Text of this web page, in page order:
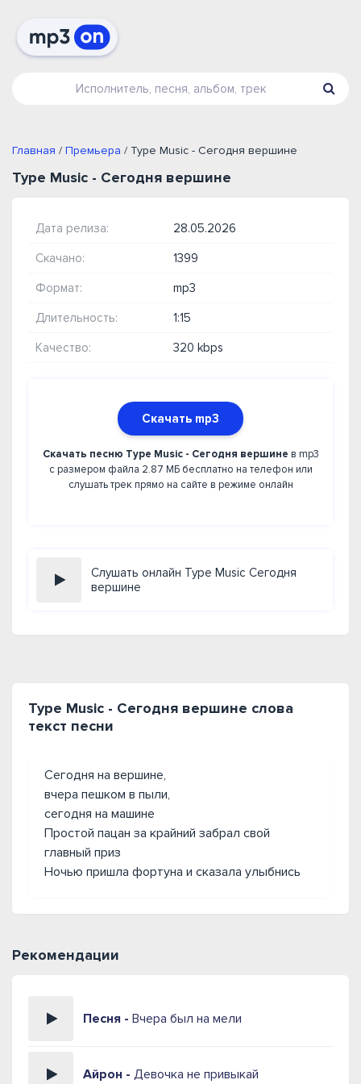
Главная / Премьера / Type Music - Сегодня вершине
Type Music - Сегодня вершине
Дата релиза: 28.05.2026
Скачано: 1399
Формат: mp3
Длительность: 1:15
Качество: 320 kbps
Скачать mp3
Скачать песню Type Music - Сегодня вершине в mp3
с размером файла 2.87 МБ бесплатно на телефон или
слушать трек прямо на сайте в режиме онлайн
Слушать онлайн Type Music Сегодня
вершине
Type Music - Сегодня вершине слова
текст песни
Сегодня на вершине,
вчера пешком в пыли,
сегодня на машине
Простой пацан за крайний забрал свой
главный приз
Ночью пришла фортуна и сказала улыбнись
Рекомендации
Песня - Вчера был на мели
Айрон - Девочка не привыкай